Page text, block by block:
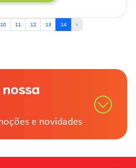
10 11 12 13 14 ›
e novidades